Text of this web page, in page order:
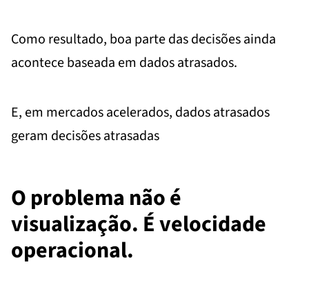
Como resultado, boa parte das decisões ainda
acontece baseada em dados atrasados.
E, em mercados acelerados, dados atrasados
geram decisões atrasadas
O problema não é
visualização. É velocidade
operacional.